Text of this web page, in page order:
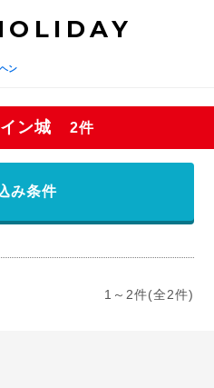
ン
ン城 2件
み条件
1～2件(全2件)